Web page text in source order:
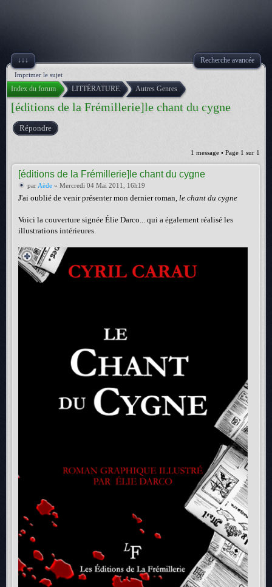
↓↓↓ Recherche avancée
Imprimer le sujet
Index du forum LITTÉRATURE Autres Genres
[éditions de la Frémillerie]le chant du cygne
Répondre
1 message • Page 1 sur 1
[éditions de la Frémillerie]le chant du cygne
par Aède » Mercredi 04 Mai 2011, 16h19
J'ai oublié de venir présenter mon dernier roman, le chant du cygne
Voici la couverture signée Élie Darco... qui a également réalisé les
illustrations intérieures.